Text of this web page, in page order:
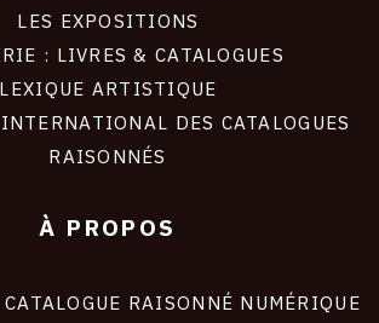
LES EXPOSITIONS
: LIVRES & CATALOGUES
LEXIQUE ARTISTIQUE
DES CATALOGUES
RAISONNÉS
À PROPOS
RAISONNÉ NUMÉRIQUE